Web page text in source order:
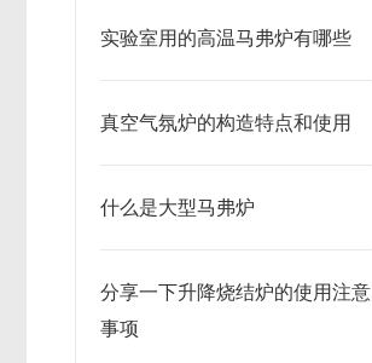
实验室用的高温马弗炉有哪些
真空气氛炉的构造特点和使用
什么是大型马弗炉
分享一下升降烧结炉的使用注意
事项